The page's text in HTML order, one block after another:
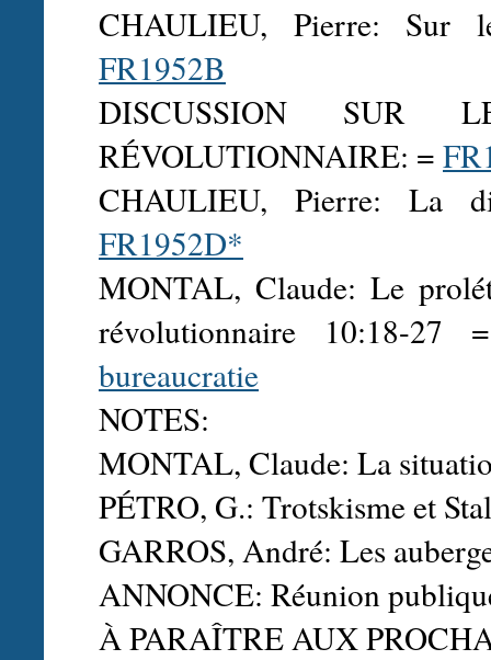
CHAULIEU, Pierre: Sur
FR1952B
DISCUSSION SUR
RÉVOLUTIONNAIRE: =
CHAULIEU, Pierre: La
FR1952D*
MONTAL, Claude: Le
révolutionnaire 10:18-
bureaucratie
NOTES:
MONTAL, Claude: La
PÉTRO, G.: Trotskisme et
GARROS, André: Les
ANNONCE: Réunion
À PARAÎTRE AUX